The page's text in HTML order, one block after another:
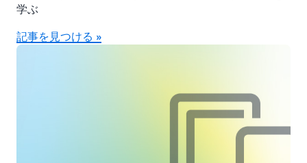
学ぶ
記事を見つける »